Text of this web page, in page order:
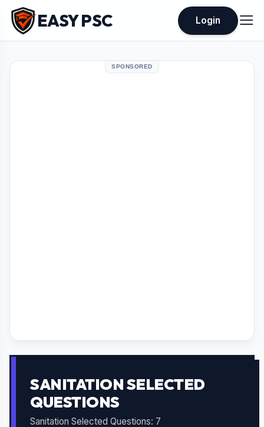
EASY PSC Login
SPONSORED
SANITATION SELECTED
QUESTIONS
Sanitation Selected Questions: 7